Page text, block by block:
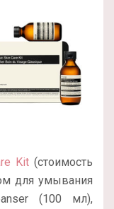
Kit(стоимость
для умывания
(100 мл),